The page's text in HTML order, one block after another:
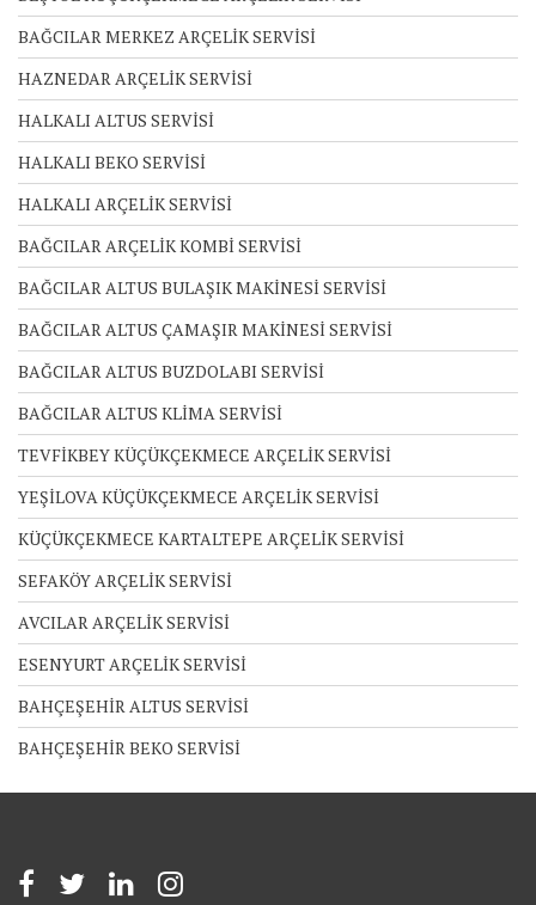
BAĞCILAR MERKEZ ARÇELİK SERVİSİ
HAZNEDAR ARÇELİK SERVİSİ
HALKALI ALTUS SERVİSİ
HALKALI BEKO SERVİSİ
HALKALI ARÇELİK SERVİSİ
BAĞCILAR ARÇELİK KOMBİ SERVİSİ
BAĞCILAR ALTUS BULAŞIK MAKİNESİ SERVİSİ
BAĞCILAR ALTUS ÇAMAŞIR MAKİNESİ SERVİSİ
BAĞCILAR ALTUS BUZDOLABI SERVİSİ
BAĞCILAR ALTUS KLİMA SERVİSİ
TEVFİKBEY KÜÇÜKÇEKMECE ARÇELİK SERVİSİ
YEŞİLOVA KÜÇÜKÇEKMECE ARÇELİK SERVİSİ
KÜÇÜKÇEKMECE KARTALTEPE ARÇELİK SERVİSİ
SEFAKÖY ARÇELİK SERVİSİ
AVCILAR ARÇELİK SERVİSİ
ESENYURT ARÇELİK SERVİSİ
BAHÇEŞEHİR ALTUS SERVİSİ
BAHÇEŞEHİR BEKO SERVİSİ